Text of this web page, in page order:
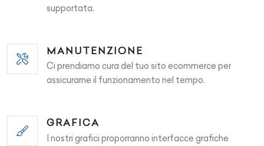
supportata.
MANUTENZIONE
Ci prendiamo cura del tuo sito ecommerce per
assicurarne il funzionamento nel tempo.
GRAFICA
I nostri grafici proporranno interfacce grafiche